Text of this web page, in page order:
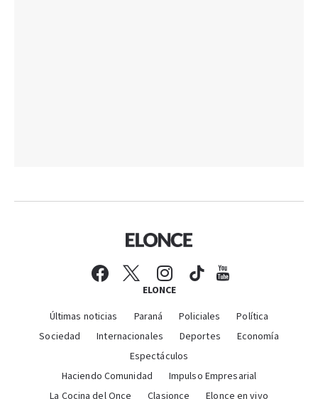
ELONCE
Últimas noticias Paraná Policiales
Política
Sociedad
Internacionales Deportes
Economía
Espectáculos
Haciendo Comunidad
Impulso Empresarial
La Cocina del Once
Clasionce
Elonce en vivo